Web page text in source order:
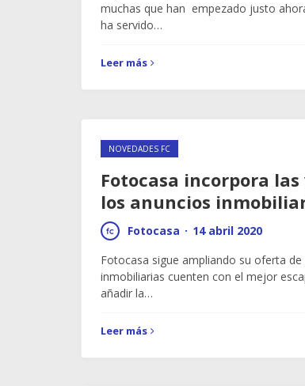
muchas que han empezado justo
ha servido…
Leer más
NOVEDADES FC
Fotocasa incorpora
los anuncios
Fotocasa · 14 abril 2020
Fotocasa sigue ampliando su oferta
inmobiliarias cuenten con el mejor
añadir la…
Leer más